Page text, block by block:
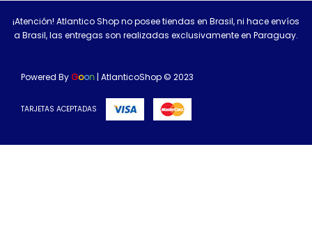
¡Atención! Atlantico Shop no posee tiendas en Brasil, ni hace envíos
a Brasil, las entregas son realizadas exclusivamente en Paraguay.
Powered By Goon | AtlanticoShop © 2023
TARJETAS ACEPTADAS